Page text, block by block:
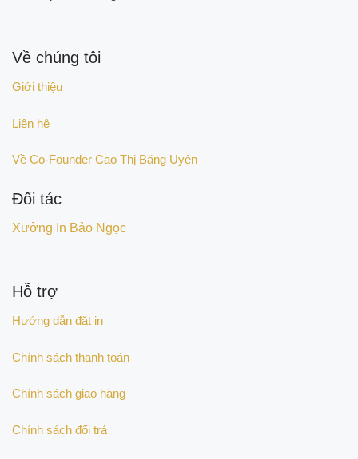
Về chúng tôi
Giới thiệu
Liên hệ
Về Co-Founder Cao Thị Băng Uyên
Đối tác
Xưởng In Bảo Ngọc
Hỗ trợ
Hướng dẫn đặt in
Chính sách thanh toán
Chính sách giao hàng
Chính sách đổi trả